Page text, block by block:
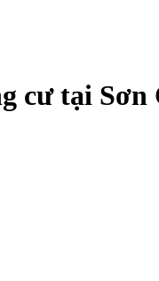
cư tại